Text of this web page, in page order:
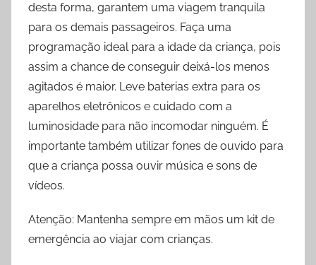
desta forma, garantem uma viagem tranquila
para os demais passageiros. Faça uma
programação ideal para a idade da criança, pois
assim a chance de conseguir deixá-los menos
agitados é maior. Leve baterias extra para os
aparelhos eletrônicos e cuidado com a
luminosidade para não incomodar ninguém. É
importante também utilizar fones de ouvido para
que a criança possa ouvir música e sons de
vídeos.
Atenção: Mantenha sempre em mãos um kit de
emergência ao viajar com crianças.